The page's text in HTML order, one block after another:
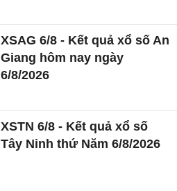
XSAG 6/8 - Kết quả xổ số An
Giang hôm nay ngày
6/8/2026
XSTN 6/8 - Kết quả xổ số
Tây Ninh thứ Năm 6/8/2026